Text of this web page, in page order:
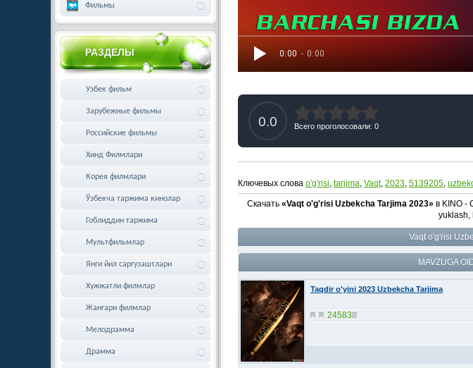
0:00 - 0:00
0.0 Всего проголосовали: 0
Ключевых слова o'g'risi tarjima Vaqt, 2023 5139205
Скачать «Vaqt o'g'risi Uzbekcha Tarjima 2023» в KINO -
yuklash,
Vaqt o'g'risi
MAVZUGA
Taqdir o'yini 2023 Uzbekcha Tarjima
24583
Фильмы
РАЗДЕЛЫ
Узбек фильм
Зарубежные фильмы
Российские фильмы
Хинд Филмлари
Корея филмлари
Ўзбекча таржима кинолар
Гоблиддин таржима
Мультфильмлар
Янги йил саргузаштлари
Хужжатли филмлар
Жангари филмлар
Мелодрамма
Драмма